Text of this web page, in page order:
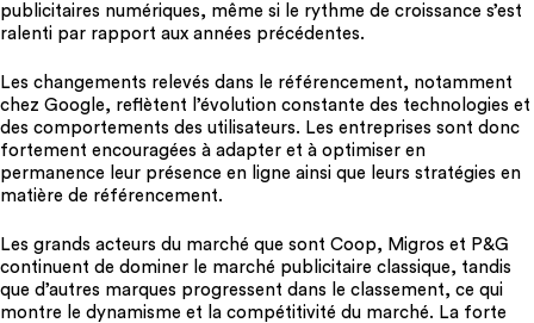
publicitaires numériques, même si le rythme de croissance s’est
ralenti par rapport aux années précédentes.
Les changements relevés dans le référencement, notamment
chez Google, reflètent l’évolution constante des technologies et
des comportements des utilisateurs. Les entreprises sont donc
fortement encouragées à adapter et à optimiser en
permanence leur présence en ligne ainsi que leurs stratégies en
matière de référencement.
Les grands acteurs du marché que sont Coop, Migros et P&G
continuent de dominer le marché publicitaire classique, tandis
que d’autres marques progressent dans le classement, ce qui
montre le dynamisme et la compétitivité du marché. La forte